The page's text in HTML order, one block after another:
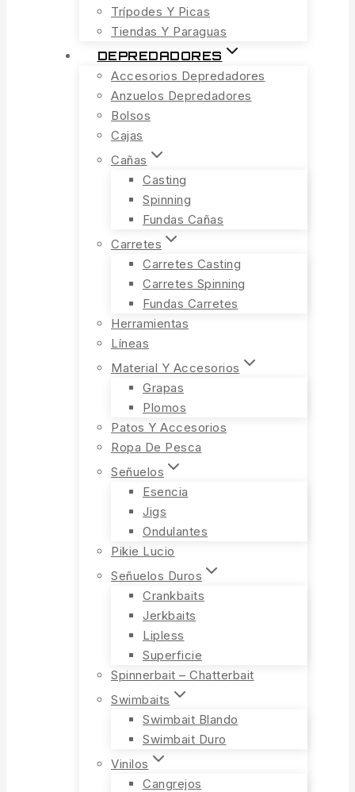
Trípodes Y Picas
Tiendas Y Paraguas
DEPREDADORES
Accesorios Depredadores
Anzuelos Depredadores
Bolsos
Cajas
Cañas
Casting
Spinning
Fundas Cañas
Carretes
Carretes Casting
Carretes Spinning
Fundas Carretes
Herramientas
Líneas
Material Y Accesorios
Grapas
Plomos
Patos Y Accesorios
Ropa De Pesca
Señuelos
Esencia
Jigs
Ondulantes
Pikie Lucio
Señuelos Duros
Crankbaits
Jerkbaits
Lipless
Superficie
Spinnerbait – Chatterbait
Swimbaits
Swimbait Blando
Swimbait Duro
Vinilos
Cangrejos